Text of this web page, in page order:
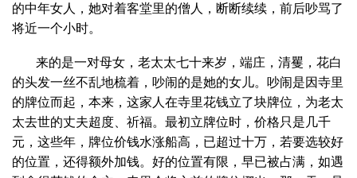
的中年女人，她对着客堂里的僧人，断断续续，前后吵骂了
将近一个小时。
来的是一对母女，老太太七十来岁，端庄，清矍，花白
的头发一丝不乱地梳着，吵闹的是她的女儿。吵闹是因寺里
的牌位而起，本来，这家人在寺里花钱立了块牌位，为老太
太去世的丈夫超度、祈福。最初立牌位时，价格只是几千
元，这些年，牌位价钱水涨船高，已超过十万，若要选较好
的位置，还得额外加钱。好的位置有限，早已被占满，如遇